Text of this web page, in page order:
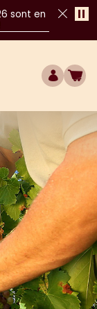
sont en
libres par
COMPTE